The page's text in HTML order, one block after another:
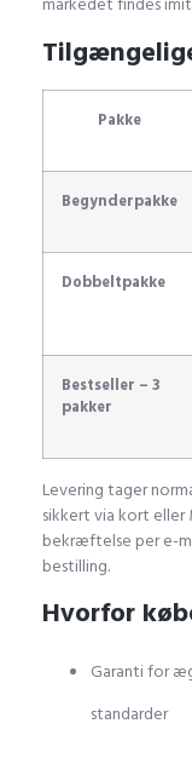
Pakke
Begynderpakke
Dobbeltpakke
Bestseller – 3
pakker
Levering tager
sikkert via kort eller
bekræftelse per e-
bestilling.
Hvorfor
Garanti for
standarder